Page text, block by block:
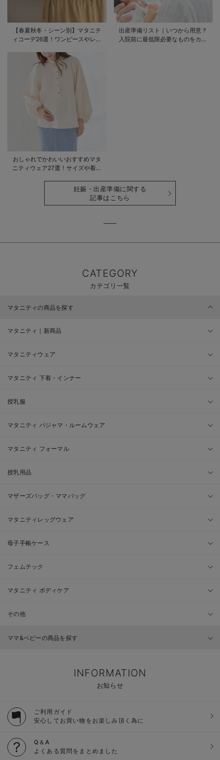
【春夏秋冬・シーン別】マタニテ
ィコーデ26選！ワンピースやレギ
出産準備リスト｜いつから用意？
入院前に最低限必要なものをカテ
おしゃれでかわいいおすすめマタ
ニティウェア27選！サイズや着る
妊娠・出産準備に関する
記事はこちら
CATEGORY
カテゴリ一覧
マタニティの商品を探す
マタニティ｜新商品
マタニティウェア
マタニティ 下着・インナー
授乳服
マタニティ パジャマ・ルームウェア
マタニティ フォーマル
授乳用品
マザーズバッグ・ママバッグ
マタニティレッグウェア
母子手帳ケース
フェムテック
マタニティ ボディケア
その他
ママ&ベビーの商品を探す
INFORMATION
お知らせ
ご利用ガイド
安心してお買い物をお楽しみ頂く為に
Q＆A
よくある質問をまとめました